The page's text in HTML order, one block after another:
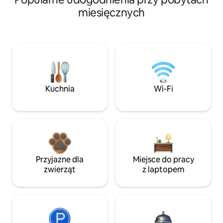
miesięcznych
Kuchnia Wi-Fi
Przyjazne dla
zwierząt
Miejsce do pracy
z laptopem